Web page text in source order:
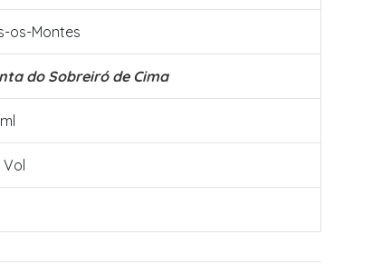
os-Montes
do Sobreiró de Cima
Vol